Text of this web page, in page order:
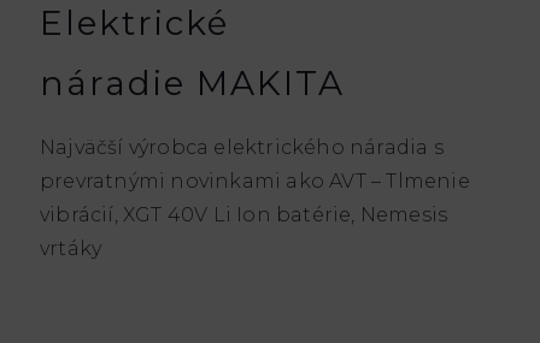
Elektrické
náradie MAKITA
Najväčší výrobca elektrického náradia s
prevratnými novinkami ako AVT – Tlmenie
vibrácií, XGT 40V Li Ion batérie, Nemesis
vrtáky